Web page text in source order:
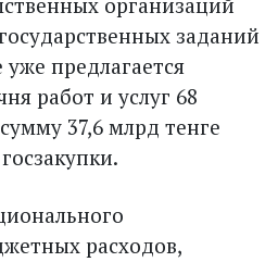
заданий
предлагается
работ и услуг 68
37,6 млрд тенге
расходов,